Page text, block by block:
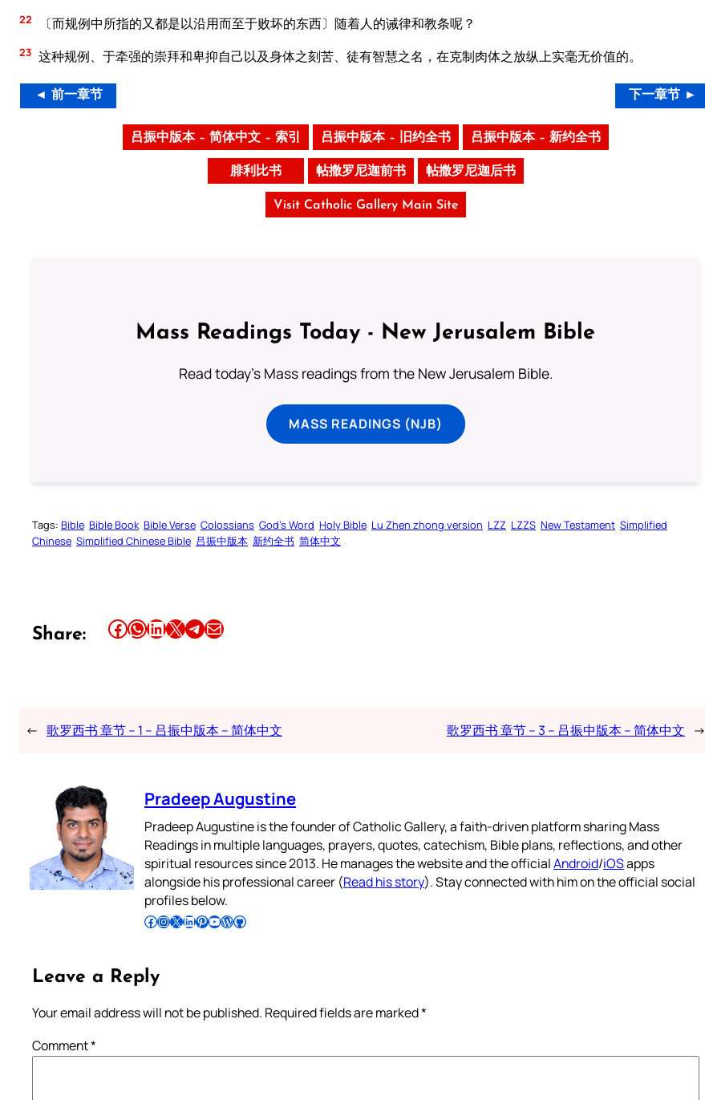
22 〔而规例中所指的又都是以沿用而至于败坏的东西〕随着人的诫律和教条呢？
23 这种规例、于牵强的崇拜和卑抑自己以及身体之刻苦、徒有智慧之名，在克制肉体之放纵上实毫无价值的。
◄ 前一章节 下一章节 ►
吕振中版本 – 简体中文 – 索引 吕振中版本 – 旧约全书 吕振中版本 – 新约全书
腓利比书 帖撒罗尼迦前书 帖撒罗尼迦后书
Visit Catholic Gallery Main Site
Mass Readings Today - New Jerusalem Bible
Read today's Mass readings from the New Jerusalem Bible.
MASS READINGS (NJB)
Tags: Bible Bible Book Bible Verse Colossians God’s Word Holy Bible Lu Zhen zhong version LZZ LZZS New Testament Simplified
Chinese Simplified Chinese Bible 吕振中版本 新约全书 简体中文
Share: Share this article on Facebook Share this article on WhatsApp Share this article on LinkedIn Share this article on X Share this article on TelegramEmail this Article
← 歌罗西书 章节 – 1 – 吕振中版本 – 简体中文 歌罗西书 章节 – 3 – 吕振中版本 – 简体中文 →
Pradeep Augustine
Pradeep Augustine is the founder of Catholic Gallery, a faith-driven platform sharing Mass
Readings in multiple languages, prayers, quotes, catechism, Bible plans, reflections, and other
spiritual resources since 2013. He manages the website and the officialAndroid/iOSapps
alongside his professional career (Read his story). Stay connected with him on the official social
profiles below.
Follow Pradeep on Facebook Follow Pradeep on InstagramFollow Pradeep on X Follow Pradeep on LinkedIn Follow Pradeep on Pinterest Subscribe to Pradeep’s Youtube Channel Follow Pradeep on WordPress Follow Pradeep on GitHub
Leave a Reply
Your email address will not be published. Required fields are marked*
Comment*